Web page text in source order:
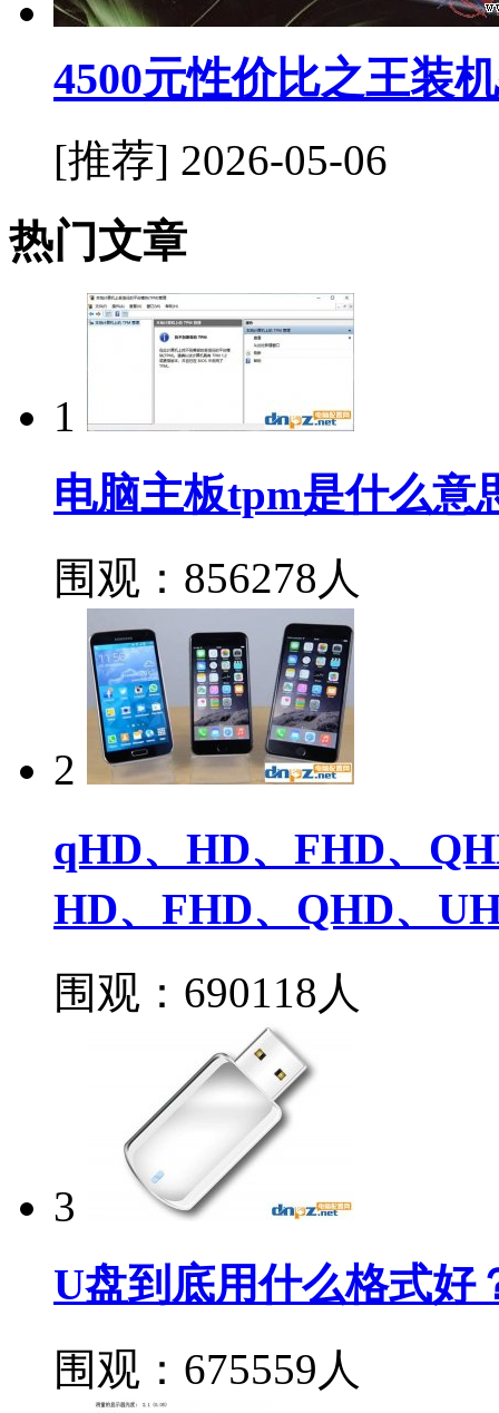
4500元性价比之王装
[推荐] 2026-05-06
热门文章
1
电脑主板tpm是什么意
围观：856278人
2
qHD、HD、FHD、
HD、FHD、QHD、
围观：690118人
3
U盘到底用什么格式好
围观：675559人